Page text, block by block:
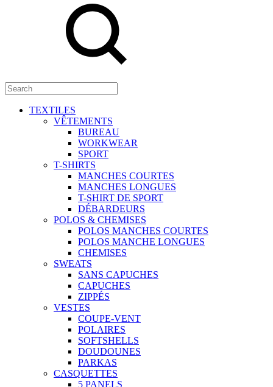
TEXTILES
VÊTEMENTS
BUREAU
WORKWEAR
SPORT
T-SHIRTS
MANCHES COURTES
MANCHES LONGUES
T-SHIRT DE SPORT
DÉBARDEURS
POLOS & CHEMISES
POLOS MANCHES COURTES
POLOS MANCHE LONGUES
CHEMISES
SWEATS
SANS CAPUCHES
CAPUCHES
ZIPPÉS
VESTES
COUPE-VENT
POLAIRES
SOFTSHELLS
DOUDOUNES
PARKAS
CASQUETTES
5 PANELS